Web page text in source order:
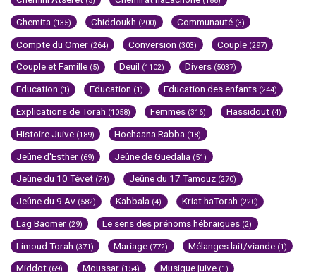
Chemita (135) Chiddoukh (200) Communauté (3)
Compte du Omer (264) Conversion (303) Couple (297)
Couple et Famille (5) Deuil (1102) Divers (5037)
Education (1) Education (1) Education des enfants (244)
Explications de Torah (1058) Femmes (316) Hassidout (4)
Histoire Juive (189) Hochaana Rabba (18)
Jeûne d'Esther (69) Jeûne de Guedalia (51)
Jeûne du 10 Tévet (74) Jeûne du 17 Tamouz (270)
Jeûne du 9 Av (582) Kabbala (4) Kriat haTorah (220)
Lag Baomer (29) Le sens des prénoms hébraïques (2)
Limoud Torah (371) Mariage (772) Mélanges lait/viande (1)
Middot (69) Moussar (154) Musique juive (1)